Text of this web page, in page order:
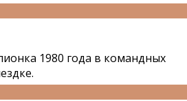
1980 года в командных